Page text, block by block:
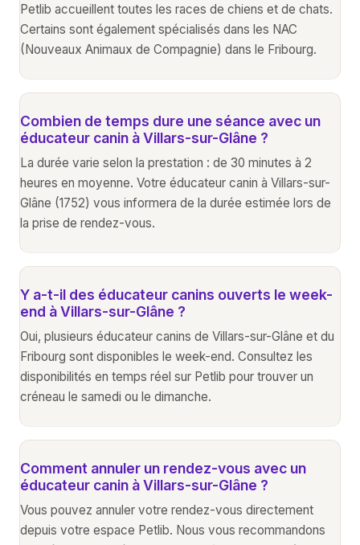
Petlib accueillent toutes les races de chiens et de chats.
Certains sont également spécialisés dans les NAC
(Nouveaux Animaux de Compagnie) dans le Fribourg.
Combien de temps dure une séance avec un
éducateur canin à Villars-sur-Glâne ?
La durée varie selon la prestation : de 30 minutes à 2
heures en moyenne. Votre éducateur canin à Villars-sur-
Glâne (1752) vous informera de la durée estimée lors de
la prise de rendez-vous.
Y a-t-il des éducateur canins ouverts le week-
end à Villars-sur-Glâne ?
Oui, plusieurs éducateur canins de Villars-sur-Glâne et du
Fribourg sont disponibles le week-end. Consultez les
disponibilités en temps réel sur Petlib pour trouver un
créneau le samedi ou le dimanche.
Comment annuler un rendez-vous avec un
éducateur canin à Villars-sur-Glâne ?
Vous pouvez annuler votre rendez-vous directement
depuis votre espace Petlib. Nous vous recommandons